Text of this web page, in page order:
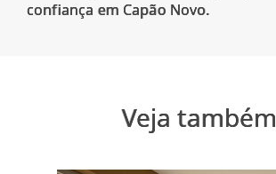
Veja também